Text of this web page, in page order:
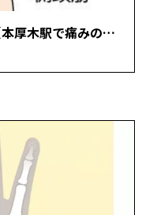
側頭筋が硬いと起こることは？【本厚木駅で痛みの原因を取り除く あかつき整骨院】